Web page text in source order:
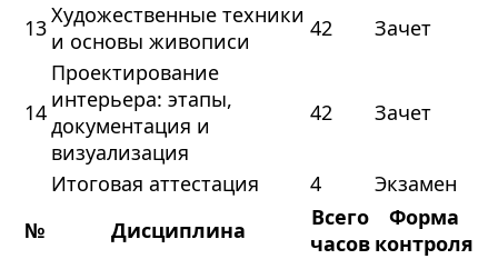
13Художественные техники
и основы живописи
42 Зачет
14
Проектирование
интерьера: этапы,
документация и
визуализация
42 Зачет
Итоговая аттестация 4
Экзамен
№
Дисциплина
Всего
часов
Форма
контроля